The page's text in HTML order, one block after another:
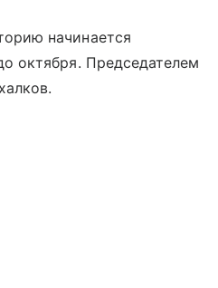
начинается
октября. Председателем